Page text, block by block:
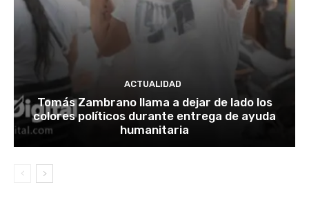
ACTUALIDAD
Tomás Zambrano llama a dejar de lado los
colores políticos durante entrega de ayuda
humanitaria